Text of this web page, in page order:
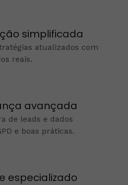
simplificada
atualizados com
reais.
avançada
de leads e dados
e boas práticas.
especializado